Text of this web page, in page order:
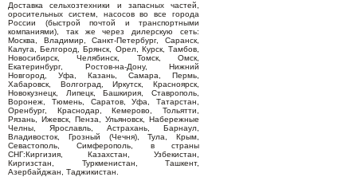
Доставка сельхозтехники и запасных частей,
оросительных систем, насосов во все города
России (быстрой почтой и транспортными
компаниями), так же через дилерскую сеть:
Москва, Владимир, Санкт-Петербург, Саранск,
Калуга, Белгород, Брянск, Орел, Курск, Тамбов,
Новосибирск, Челябинск, Томск, Омск,
Екатеринбург, Ростов-на-Дону, Нижний
Новгород, Уфа, Казань, Самара, Пермь,
Хабаровск, Волгоград, Иркутск, Красноярск,
Новокузнецк, Липецк, Башкирия, Ставрополь,
Воронеж, Тюмень, Саратов, Уфа, Татарстан,
Оренбург, Краснодар, Кемерово, Тольятти,
Рязань, Ижевск, Пенза, Ульяновск, Набережные
Челны, Ярославль, Астрахань, Барнаул,
Владивосток, Грозный (Чечня), Тула, Крым,
Севастополь, Симферополь, в страны
СНГ:Киргизия, Казахстан, Узбекистан,
Киргизстан, Туркменистан, Ташкент,
Азербайджан, Таджикистан.